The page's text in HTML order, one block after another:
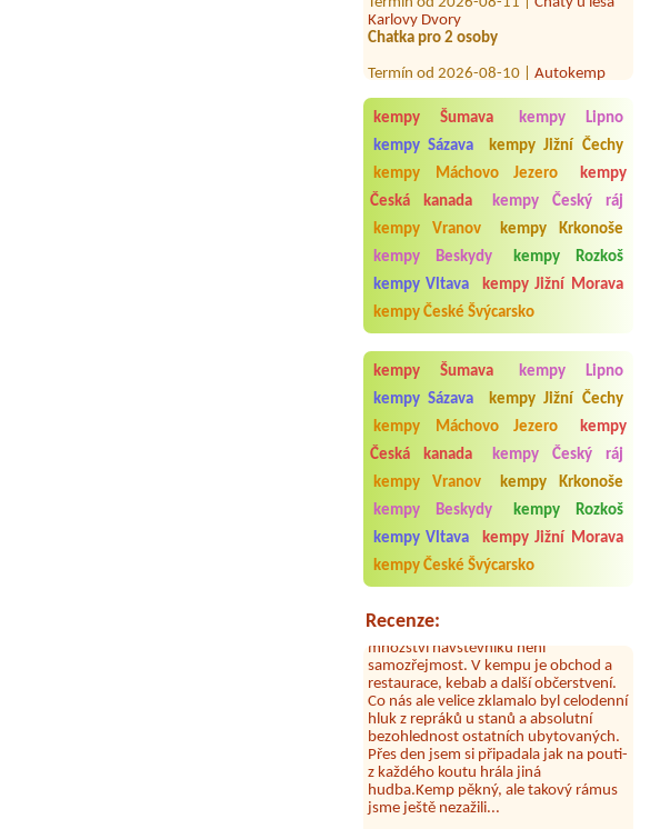
Chatka pro 2 osoby
Kristýna Jiránek
Termín od 2026-08-12 |
Kemp Pod
Husarůvkou
Termín od 2026-08-10 |
Camp Velo
1 stan pro 4 osoby+auto
Termín od 2027-07-24 |Rekreační
zařízení ORION
1.týden: 4*4L + 1*3L + 1*2L, 2.týden:
5*4L + 1*3L0
kempy Šumava
kempy Lipno
kempy Sázava
kempy Jižní Čechy
kempy Máchovo Jezero
kempy
Česká kanada
kempy Český ráj
kempy Vranov
kempy Krkonoše
kempy Beskydy
kempy Rozkoš
kempy Vltava
kempy Jižní Morava
kempy České Švýcarsko
kempy Šumava
kempy Lipno
kempy Sázava
kempy Jižní Čechy
kempy Máchovo Jezero
kempy
Česká kanada
kempy Český ráj
kempy Vranov
kempy Krkonoše
kempy Beskydy
kempy Rozkoš
kempy Vltava
kempy Jižní Morava
kempy České Švýcarsko
Recenze:
Aneta Melicharová***
Byli jsme zde v týdnu od 25.7. do 1.8.
2026. Kemp jako takový je pěkný. V
doplněný papír i utěrky, což při
množství návštěvníků není
samozřejmost. V kempu je obchod a
restaurace, kebab a další občerstvení.
Co nás ale velice zklamalo byl celodenní
hluk z repráků u stanů a absolutní
bezohlednost ostatních ubytovaných.
Přes den jsem si připadala jak na pouti-
z každého koutu hrála jiná
hudba.Kemp pěkný, ale takový rámus
jsme ještě nezažili...